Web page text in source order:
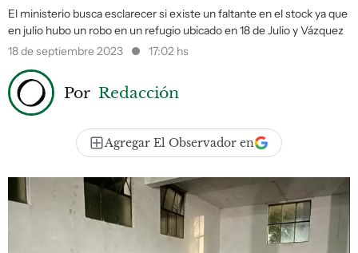
El ministerio busca esclarecer si existe un faltante en el stock ya que
en julio hubo un robo en un refugio ubicado en 18 de Julio y Vázquez
18 de septiembre 2023
17:02 hs
Por Redacción
Agregar El Observador en